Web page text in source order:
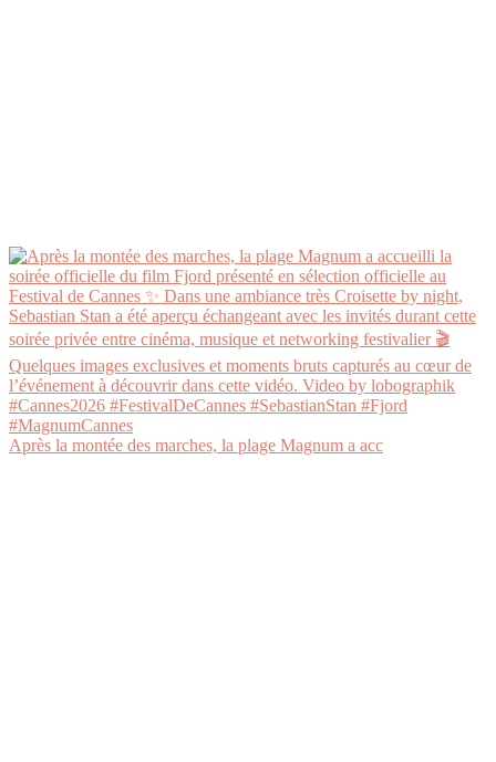
Après la montée des marches, la plage Magnum a acc